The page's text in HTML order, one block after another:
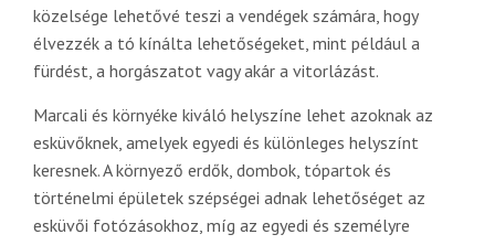
közelsége lehetővé teszi a vendégek számára, hogy
élvezzék a tó kínálta lehetőségeket, mint például a
fürdést, a horgászatot vagy akár a vitorlázást.
Marcali és környéke kiváló helyszíne lehet azoknak az
esküvőknek, amelyek egyedi és különleges helyszínt
keresnek. A környező erdők, dombok, tópartok és
történelmi épületek szépségei adnak lehetőséget az
esküvői fotózásokhoz, míg az egyedi és személyre